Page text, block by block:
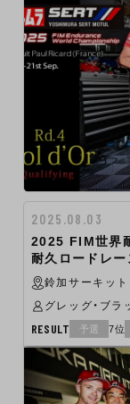
2025.08.03
2025 FIM世界
耐久ロードレ
鈴加サーキッ
グレッグ・ブ
RESULT 予選 7位